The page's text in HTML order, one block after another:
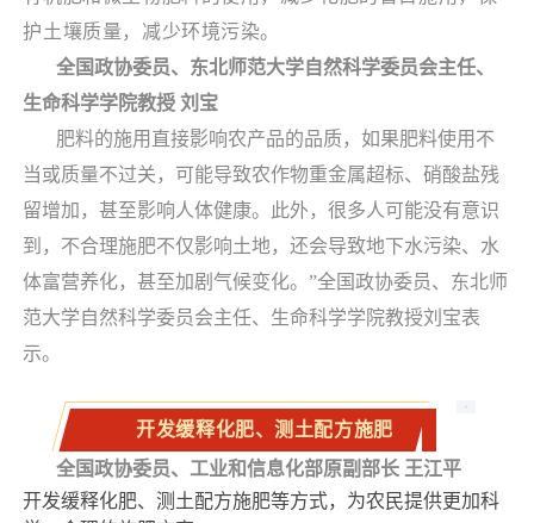
护土壤质量，减少环境污染。
全国政协委员、东北师范大学自然科学委员会主任、
生命科学学院教授 刘宝
肥料的施用直接影响农产品的品质，如果肥料使用不
当或质量不过关，可能导致农作物重金属超标、硝酸盐残
留增加，甚至影响人体健康。此外，很多人可能没有意识
到，不合理施肥不仅影响土地，还会导致地下水污染、水
体富营养化，甚至加剧气候变化。”全国政协委员、东北师
范大学自然科学委员会主任、生命科学学院教授刘宝表
示。
开发缓释化肥、测土配方施肥
全国政协委员、工业和信息化部原副部长 王江平
开发缓释化肥、测土配方施肥等方式，为农民提供更加科